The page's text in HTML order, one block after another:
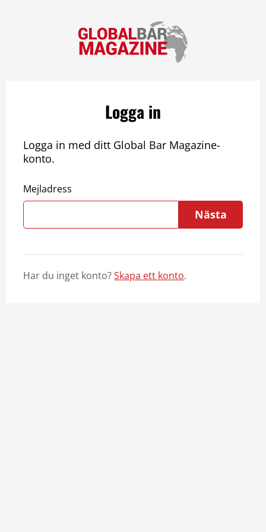
Logga in
Logga in med ditt Global Bar Magazine-
konto.
Mejladress
Nästa
Har du inget konto?Skapa ett konto.